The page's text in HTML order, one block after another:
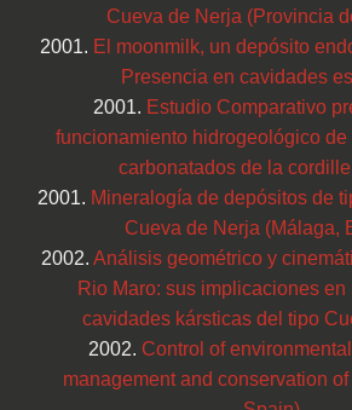
Cueva de Nerja (Provincia
2001. El moonmilk, un depósito
Presencia en cavidades
2001. Estudio Comparativo
funcionamiento hidrogeológico
carbonatados de la
2001. Mineralogía de depósitos de
Cueva de Nerja (Málaga,
2002. Análisis geométrico y
Rio Maro: sus implicaciones
cavidades kársticas del tipo
2002. Control of
management and conservation